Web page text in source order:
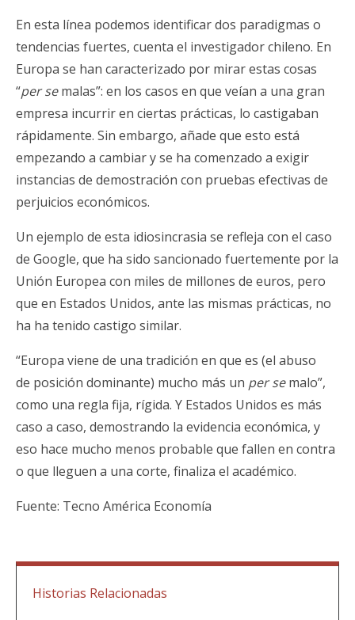
En esta línea podemos identificar dos paradigmas o
tendencias fuertes, cuenta el investigador chileno. En
Europa se han caracterizado por mirar estas cosas
“per semalas”: en los casos en que veían a una gran
empresa incurrir en ciertas prácticas, lo castigaban
rápidamente. Sin embargo, añade que esto está
empezando a cambiar y se ha comenzado a exigir
instancias de demostración con pruebas efectivas de
perjuicios económicos.
Un ejemplo de esta idiosincrasia se refleja con el caso
de Google, que ha sido sancionado fuertemente por la
Unión Europea con miles de millones de euros, pero
que en Estados Unidos, ante las mismas prácticas, no
ha ha tenido castigo similar.
“Europa viene de una tradición en que es (el abuso
de posición dominante) mucho más un per semalo”,
como una regla fija, rígida. Y Estados Unidos es más
caso a caso, demostrando la evidencia económica, y
eso hace mucho menos probable que fallen en contra
o que lleguen a una corte, finaliza el académico.
Fuente: Tecno América Economía
Historias Relacionadas